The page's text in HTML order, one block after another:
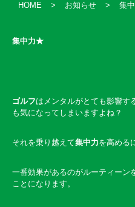
HOME > お知らせ > 集
集中力★
ゴルフはメンタルがとても影響す
も気になってしまいますよね？
それを乗り越えて集中力を高める
一番効果があるのがルーティーン
ことになります。